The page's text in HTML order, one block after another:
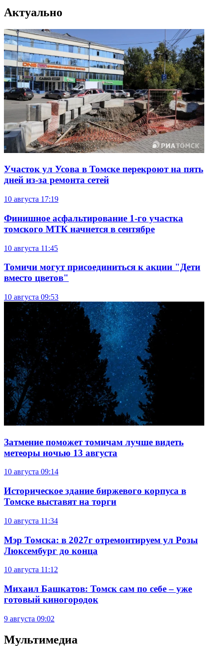
Актуально
Участок ул Усова в Томске перекроют на пять
дней из-за ремонта сетей
10 августа 17:19
Финишное асфальтирование 1-го участка
томского МТК начнется в сентябре
10 августа 11:45
Томичи могут присоединиться к акции "Дети
вместо цветов"
10 августа 09:53
Затмение поможет томичам лучше видеть
метеоры ночью 13 августа
10 августа 09:14
Историческое здание биржевого корпуса в
Томске выставят на торги
10 августа 11:34
Мэр Томска: в 2027г отремонтируем ул Розы
Люксембург до конца
10 августа 11:12
Михаил Башкатов: Томск сам по себе – уже
готовый киногородок
9 августа 09:02
Мультимедиа